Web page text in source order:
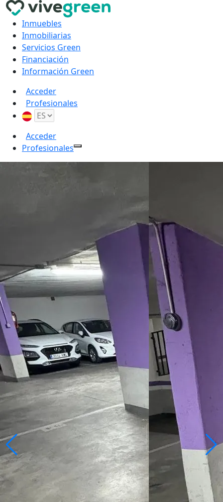
Inmuebles
Inmobiliarias
Servicios Green
Financiación
Información Green
Acceder
Profesionales
Acceder
Profesionales